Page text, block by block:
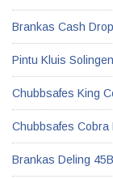
Brankas Cash
Pintu Kluis
Chubbsafes King
Chubbsafes Cobra
Brankas Deling